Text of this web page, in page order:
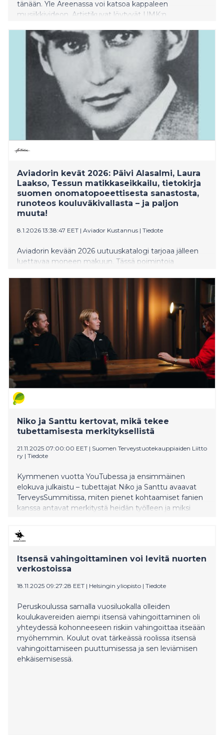
tänään. Yle Areenassa voi katsoa kappaleen
musiikkivideon. Artistikuvat löytyvät UMK:n
Aviadorin kevät 2026: Päivi Alasalmi, Laura
Laakso, Tessun matikkaseikkailu, tietokirja
suomen onomatopoeettisesta sanastosta,
runoteos kouluväkivallasta – ja paljon
muuta!
8.1.2026 13:38:47 EET | Aviador Kustannus | Tiedote
Aviadorin kevään 2026 uutuuskatalogi tarjoaa jälleen
luettavaa moneen makuun. Tässä poimintoja
tiedotteen liitteestä tai Aviadorin nettisivuilla.
Niko ja Santtu kertovat, mikä tekee
tubettamisesta merkityksellistä
21.11.2025 07:00:00 EET | Suomen Terveystuotekauppiaiden Liitto
ry | Tiedote
Kymmenen vuotta YouTubessa ja ensimmäinen
elokuva julkaistu – tubettajat Niko ja Santtu avaavat
TerveysSummitissa, miten pienet kohtaamiset fanien
kanssa antavat merkitystä heidän työlleen ja miksi
Itsensä vahingoittaminen voi levitä nuorten
verkostoissa
18.11.2025 09:27:28 EET | Helsingin yliopisto | Tiedote
Peruskoulussa samalla vuosiluokalla olleiden
koulukavereiden aiempi itsensä vahingoittaminen oli
yhteydessä kohonneeseen riskiin vahingoittaa itseään
myöhemmin. Koulut ovat tärkeässä roolissa itsensä
vahingoittamiseen puuttumisessa ja sen leviämisen
ehkäisemisessä.